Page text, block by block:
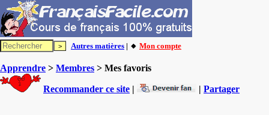
Autres matières | 🔸 Mon compte
Apprendre > Membres > Mes favoris
Recommander ce site | | Partager